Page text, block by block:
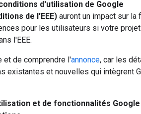
d'utilisation de Google
de l'EEE) auront un impact sur la
pour les utilisateurs si votre
l'EEE.
et de comprendre l'annonce, car les
existantes et nouvelles qui intègrent
et de fonctionnalités Google